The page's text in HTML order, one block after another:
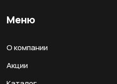
Меню
О компании
Акции